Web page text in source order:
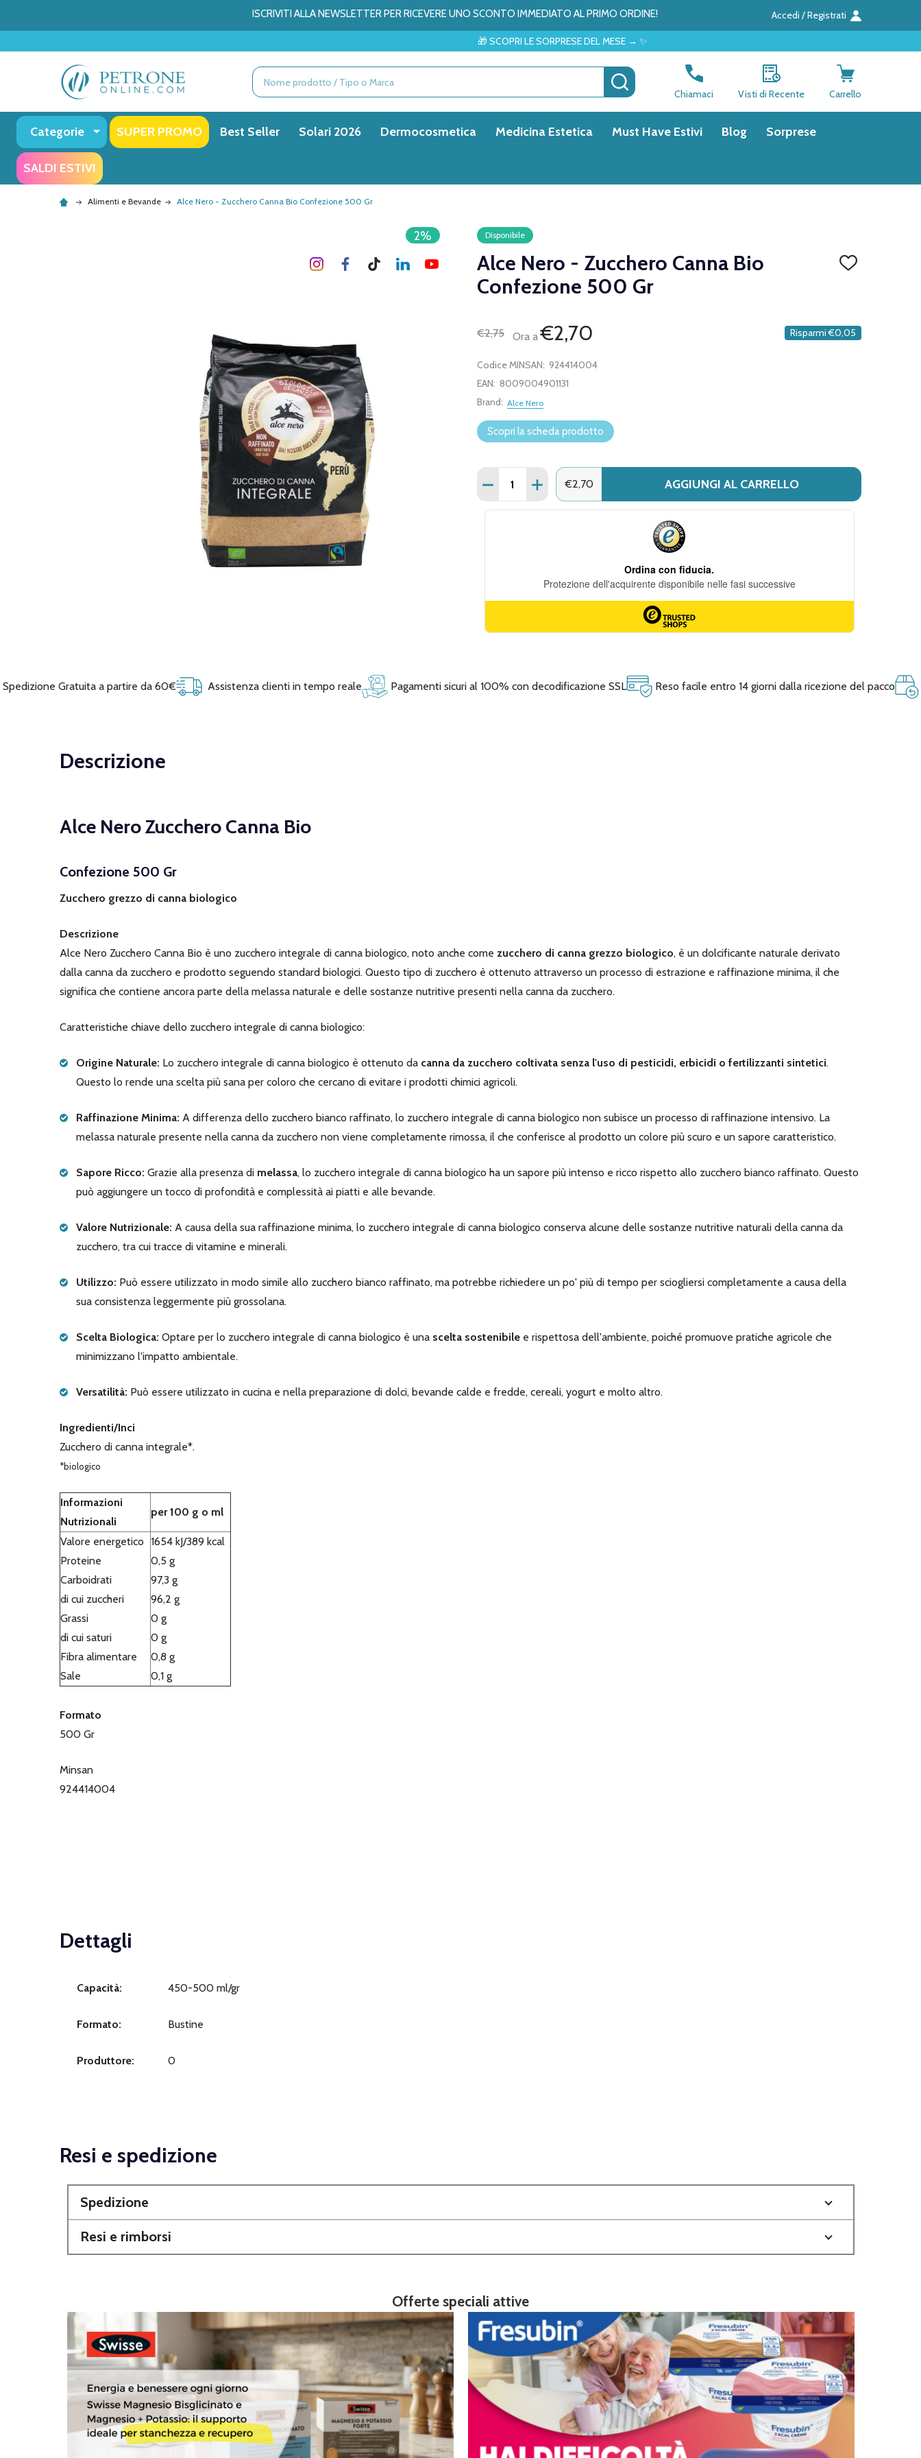
ISCRIVITI ALLA NEWSLETTER PER RICEVERE UNO SCONTO IMMEDIATO AL PRIMO ORDINE! Accedi / Registrati
🎁 SCOPRI LE SORPRESE DEL MESE → ✨
Ricerca CERCA
Chiamaci Visti di Recente Carrello
Categorie SUPER PROMO Best Seller Solari 2026 Dermocosmetica Medicina Estetica Must Have Estivi Blog Sorprese
SALDI ESTIVI
Alimenti e Bevande Alce Nero - Zucchero Canna Bio Confezione 500 Gr
Disponibile
Alce Nero - Zucchero Canna Bio
Confezione 500 Gr
AGGIUNGI
€2,75
Ora a€2,70 Risparmi €0,05
2%
Codice MINSAN: 924414004
EAN: 8009004901131
Brand: Alce Nero
Scopri la scheda prodotto
Quantità:
DIMINUISCI QUANTITÀ DI ALCE NERO - ZUCCHERO CANNA BIO CONFEZIONE 500 GR
AUMENTA QUANTITÀ DI ALCE NERO - ZUCCHERO CANNA BIO CONFEZIONE
€2,70 AGGIUNGI AL CARRELLO
Spedizione Gratuita a partire da 60€ Assistenza clienti in tempo reale Pagamenti sicuri al 100% con decodificazione SSL Reso facile entro 14 giorni dalla ricezione del pacco
Descrizione
Alce Nero Zucchero Canna Bio
Confezione 500 Gr
Zucchero grezzo di canna biologico
Descrizione
Alce Nero Zucchero Canna Bio è uno zucchero integrale di canna biologico, noto anche come zucchero di canna grezzo biologico, è un dolcificante naturale derivato
dalla canna da zucchero e prodotto seguendo standard biologici. Questo tipo di zucchero è ottenuto attraverso un processo di estrazione e raffinazione minima, il che
significa che contiene ancora parte della melassa naturale e delle sostanze nutritive presenti nella canna da zucchero.
Caratteristiche chiave dello zucchero integrale di canna biologico:
Origine Naturale: Lo zucchero integrale di canna biologico è ottenuto da canna da zucchero coltivata senza l'uso di pesticidi, erbicidi o fertilizzanti sintetici.
Questo lo rende una scelta più sana per coloro che cercano di evitare i prodotti chimici agricoli.
Raffinazione Minima: A differenza dello zucchero bianco raffinato, lo zucchero integrale di canna biologico non subisce un processo di raffinazione intensivo. La
melassa naturale presente nella canna da zucchero non viene completamente rimossa, il che conferisce al prodotto un colore più scuro e un sapore caratteristico.
Sapore Ricco: Grazie alla presenza di melassa, lo zucchero integrale di canna biologico ha un sapore più intenso e ricco rispetto allo zucchero bianco raffinato. Questo
può aggiungere un tocco di profondità e complessità ai piatti e alle bevande.
Valore Nutrizionale: A causa della sua raffinazione minima, lo zucchero integrale di canna biologico conserva alcune delle sostanze nutritive naturali della canna da
zucchero, tra cui tracce di vitamine e minerali.
Utilizzo: Può essere utilizzato in modo simile allo zucchero bianco raffinato, ma potrebbe richiedere un po' più di tempo per sciogliersi completamente a causa della
sua consistenza leggermente più grossolana.
Scelta Biologica: Optare per lo zucchero integrale di canna biologico è una scelta sostenibile e rispettosa dell'ambiente, poiché promuove pratiche agricole che
minimizzano l'impatto ambientale.
Versatilità: Può essere utilizzato in cucina e nella preparazione di dolci, bevande calde e fredde, cereali, yogurt e molto altro.
Ingredienti/Inci
Zucchero di canna integrale*.
*biologico
Informazioni
Nutrizionali
per 100 g o ml
Valore energetico
Proteine
Carboidrati
di cui zuccheri
Grassi
di cui saturi
Fibra alimentare
Sale
1654 kJ/389 kcal
0,5 g
97,3 g
96,2 g
0 g
0 g
0,8 g
0,1 g
Formato
500 Gr
Minsan
924414004
Dettagli
Capacità: 450-500 ml/gr
Formato: Bustine
Produttore: 0
Resi e spedizione
Spedizione
Resi e rimborsi
Offerte speciali attive